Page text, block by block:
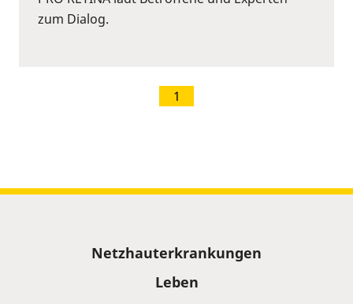
zum Dialog.
1
Netzhauterkrankungen
Leben